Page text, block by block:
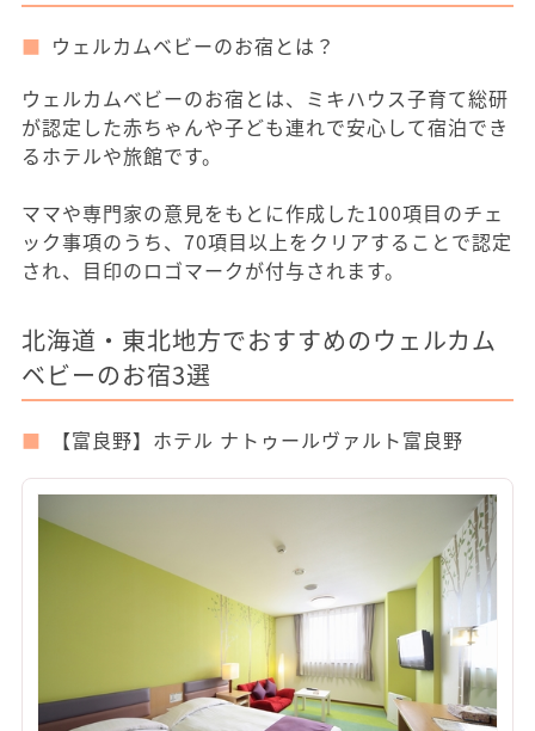
ウェルカムベビーのお宿とは？
ウェルカムベビーのお宿とは、ミキハウス子育て総研
が認定した赤ちゃんや子ども連れで安心して宿泊でき
るホテルや旅館です。
ママや専門家の意見をもとに作成した100項目のチェ
ック事項のうち、70項目以上をクリアすることで認定
され、目印のロゴマークが付与されます。
北海道・東北地方でおすすめのウェルカム
ベビーのお宿3選
【富良野】ホテル ナトゥールヴァルト富良野